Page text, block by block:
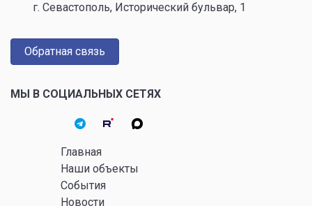
г. Севастополь, Исторический бульвар, 1
Обратная связь
МЫ В СОЦИАЛЬНЫХ СЕТЯХ
Главная
Наши объекты
События
Новости